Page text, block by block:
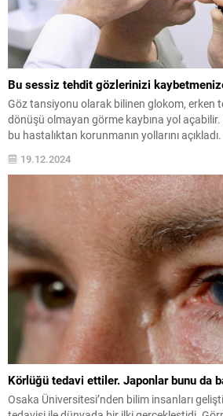
Bu sessiz tehdit gözlerinizi
Göz tansiyonu olarak bilinen glokom, erken
dönüşü olmayan görme kaybına yol
bu hastalıktan korunmanın yollarını açıkladı.
19.12.2024
Körlüğü tedavi ettiler. Japonlar bunu da
Osaka Üniversitesi’nden bilim insanları